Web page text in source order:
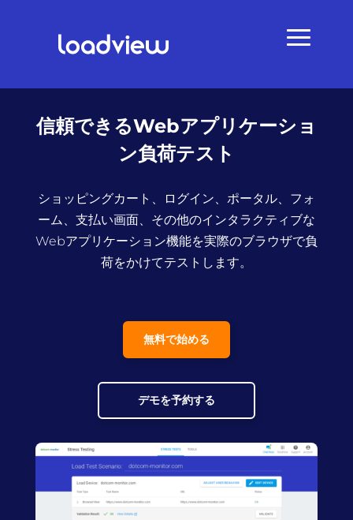
信頼できるWebアプリケーショ
ン負荷テスト
ショッピングカート、ログイン、ポータル、フォ
ーム、支払い画面、その他のインタラクティブな
Webアプリケーション機能を実際のブラウザで負
荷をかけてテストします。
無料で始める
デモを予約する